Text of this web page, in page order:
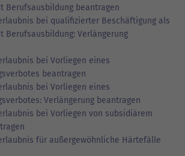
Berufsausbildung beantragen
bei qualifizierter Beschäftigung als
Berufsausbildung: Verlängerung
bei Vorliegen eines
beantragen
bei Vorliegen eines
Verlängerung beantragen
bei Vorliegen von subsidiärem
für außergewöhnliche Härtefälle